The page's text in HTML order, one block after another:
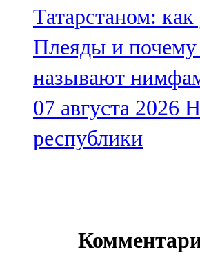
Татарстаном: как
Плеяды и
называют
07 августа 2026
республики